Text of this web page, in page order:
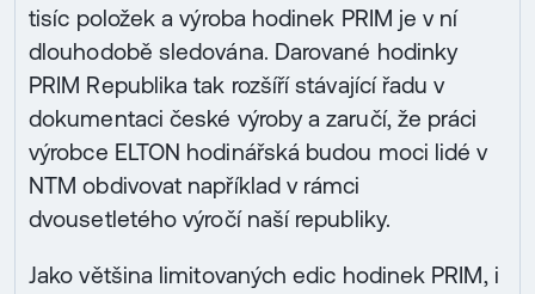
tisíc položek a výroba hodinek PRIM je v ní
dlouhodobě sledována. Darované hodinky
PRIM Republika tak rozšíří stávající řadu v
dokumentaci české výroby a zaručí, že práci
výrobce ELTON hodinářská budou moci lidé v
NTM obdivovat například v rámci
dvousetletého výročí naší republiky.
Jako většina limitovaných edic hodinek PRIM, i